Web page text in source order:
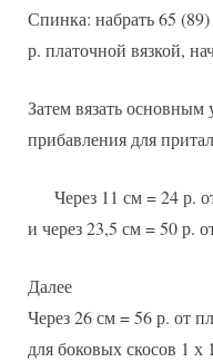
Спинка: набрать 65
р. платочной вязкой,
Затем вязать
прибавления для
Через 11 см = 24 р.
и через 23,5 см = 50 р.
Далее
Через 26 см = 56 р. от
для боковых скосов 1 х